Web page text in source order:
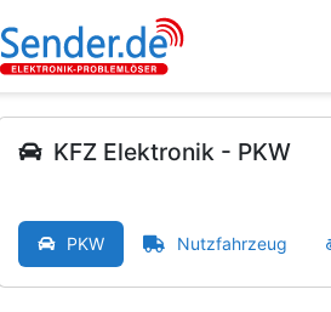
KFZ Elektronik - PKW
PKW Nutzfahrzeug